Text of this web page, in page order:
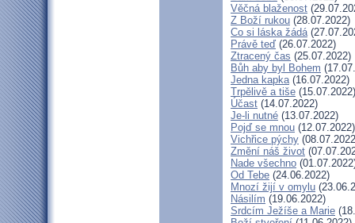
Věčná blaženost
Z Boží rukou (28.07.2022)
Co si láska žádá
Právě teď (26.07.2022)
Ztracený čas (25.07.2022)
Bůh aby byl Bohem
Jedna kapka(16.07.2022)
Trpělivě a tiše (15.07.2022)
Účast (14.07.2022)
Je-li nutné (13.07.2022)
Pojď se mnou (12.07.2022)
Vichřice pýchy
Změní náš život
Nade všechno
Od Tebe (24.06.2022)
Mnozí žijí v omylu
Násilím (19.06.2022)
Srdcím Ježíše a Marie